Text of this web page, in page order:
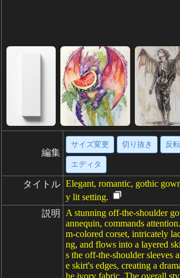
編集
サイズ変更 切り抜き 反
エディタ
タイトル Elegant, romantic, gothic
y lit setting.
説明
A stunning off-the-shoulder
annequin, commands
m-colored corset, intricately
ng, and flows into a layered
s the off-the-shoulder sleeves
e skirt's edges, creating a
he ivory fabric. The overall